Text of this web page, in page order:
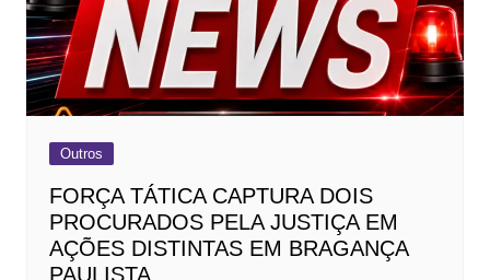
Outros
FORÇA TÁTICA CAPTURA DOIS
PROCURADOS PELA JUSTIÇA EM
AÇÕES DISTINTAS EM BRAGANÇA
PAULISTA